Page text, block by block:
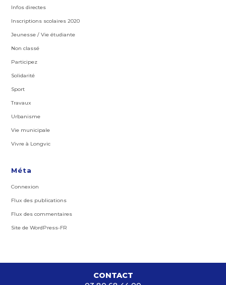
Infos directes
Inscriptions scolaires 2020
Jeunesse / Vie étudiante
Non classé
Participez
Solidarité
Sport
Travaux
Urbanisme
Vie municipale
Vivre à Longvic
Méta
Connexion
Flux des publications
Flux des commentaires
Site de WordPress-FR
CONTACT